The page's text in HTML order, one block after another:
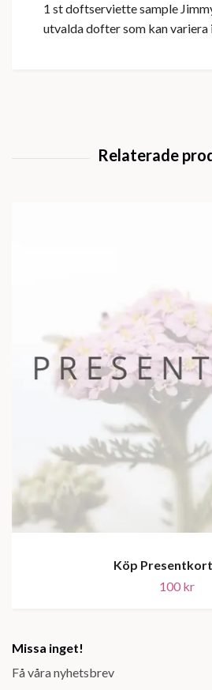
Missa inget!
Få våra nyhetsbrev
1 st doftserviette sample
utvalda dofter som kan variera
Köp
100 kr